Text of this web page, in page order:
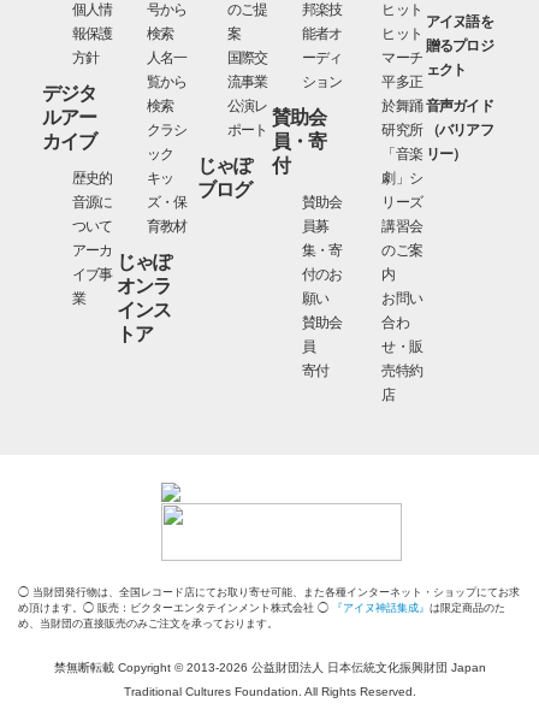
個人情
報保護
方針
デジタ
ルアー
カイブ
歴史的
音源に
ついて
アーカ
イブ事
業
号から
検索
人名一
覧から
検索
クラシ
ック
キッ
ズ・保
育教材
じゃぽ
オンラ
インス
トア
のご提
案
国際交
流事業
公演レ
ポート
じゃぽ
ブログ
邦楽技
能者オ
ーディ
ション
賛助会
員・寄
付
賛助会
員募
集・寄
付のお
願い
賛助会
員
寄付
ヒット
ヒット
マーチ
平多正
於舞踊
研究所
「音楽
劇」シ
リーズ
講習会
のご案
内
お問い
合わ
せ・販
売特約
店
アイヌ語を
贈るプロジ
ェクト
音声ガイド
（バリアフ
リー）
◯ 当財団発行物は、全国レコード店にてお取り寄せ可能、また各種インターネット・ショップにてお求
め頂けます。◯ 販売：ビクターエンタテインメント株式会社 ◯
『アイヌ神話集成』 は限定商品のた
め、当財団の直接販売のみご注文を承っております。
禁無断転載 Copyright © 2013-2026 公益財団法人 日本伝統文化振興財団 Japan
Traditional Cultures Foundation. All Rights Reserved.